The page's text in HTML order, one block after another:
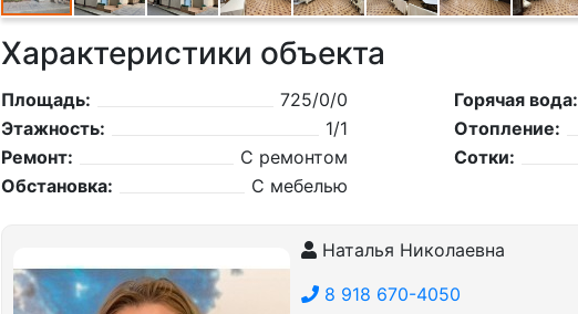
Характеристики объекта
Площадь:
725/0/0
Этажность:
1/1
Ремонт:
С ремонтом
Обстановка:
С мебелью
Горячая вода:
Отопление:
Сотки:
Наталья Николаевна
8 918 670-4050